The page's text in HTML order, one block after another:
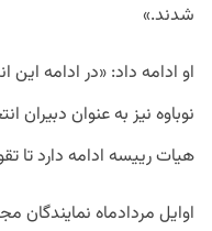
شدند.»
او ادامه داد: «در ادامه
نوباوه نیز به عنوان
هیات رییسه ادامه دارد تا
اوایل مردادماه